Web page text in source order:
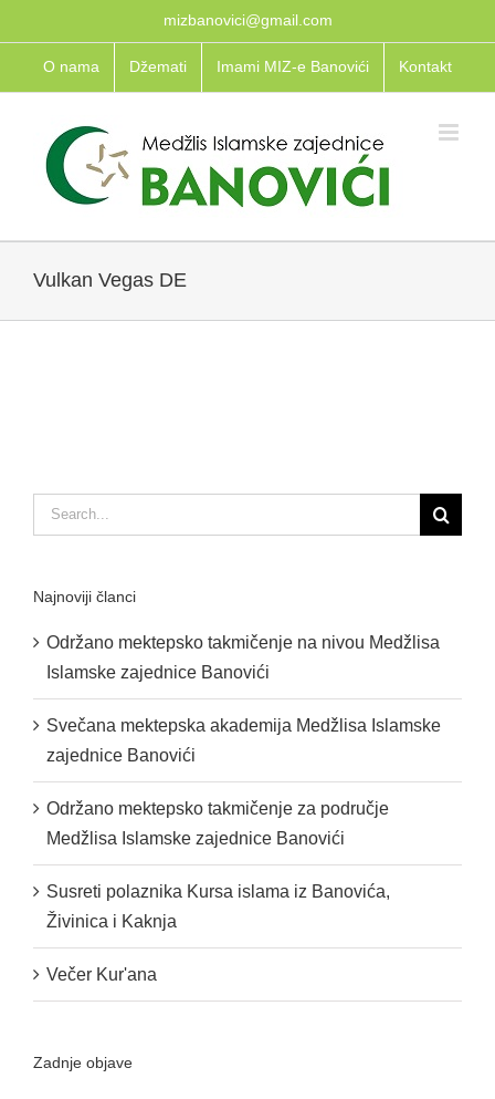
to
content
mizbanovici@gmail.com
O nama Džemati Imami MIZ-e Banovići Kontakt
Vulkan Vegas DE
Search
for:
Najnoviji članci
Održano mektepsko takmičenje na nivou Medžlisa
Islamske zajednice Banovići
Svečana mektepska akademija Medžlisa Islamske
zajednice Banovići
Održano mektepsko takmičenje za područje
Medžlisa Islamske zajednice Banovići
Susreti polaznika Kursa islama iz Banovića,
Živinica i Kaknja
Večer Kur'ana
Zadnje objave